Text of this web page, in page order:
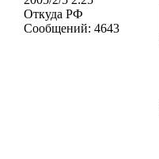
Откуда РФ
Сообщений: 4643